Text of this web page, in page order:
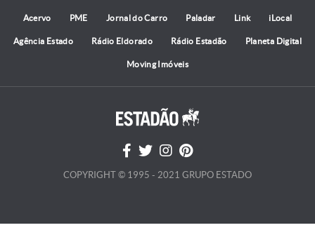
Acervo PME Jornal do Carro Paladar Link iLocal
Agência Estado Rádio Eldorado Rádio Estadão Planeta Digital
Moving Imóveis
COPYRIGHT © 1995 - 2021 GRUPO ESTADO